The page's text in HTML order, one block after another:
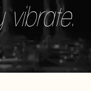
vibrate.